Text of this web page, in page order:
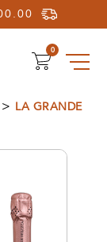
0
> LA GRANDE